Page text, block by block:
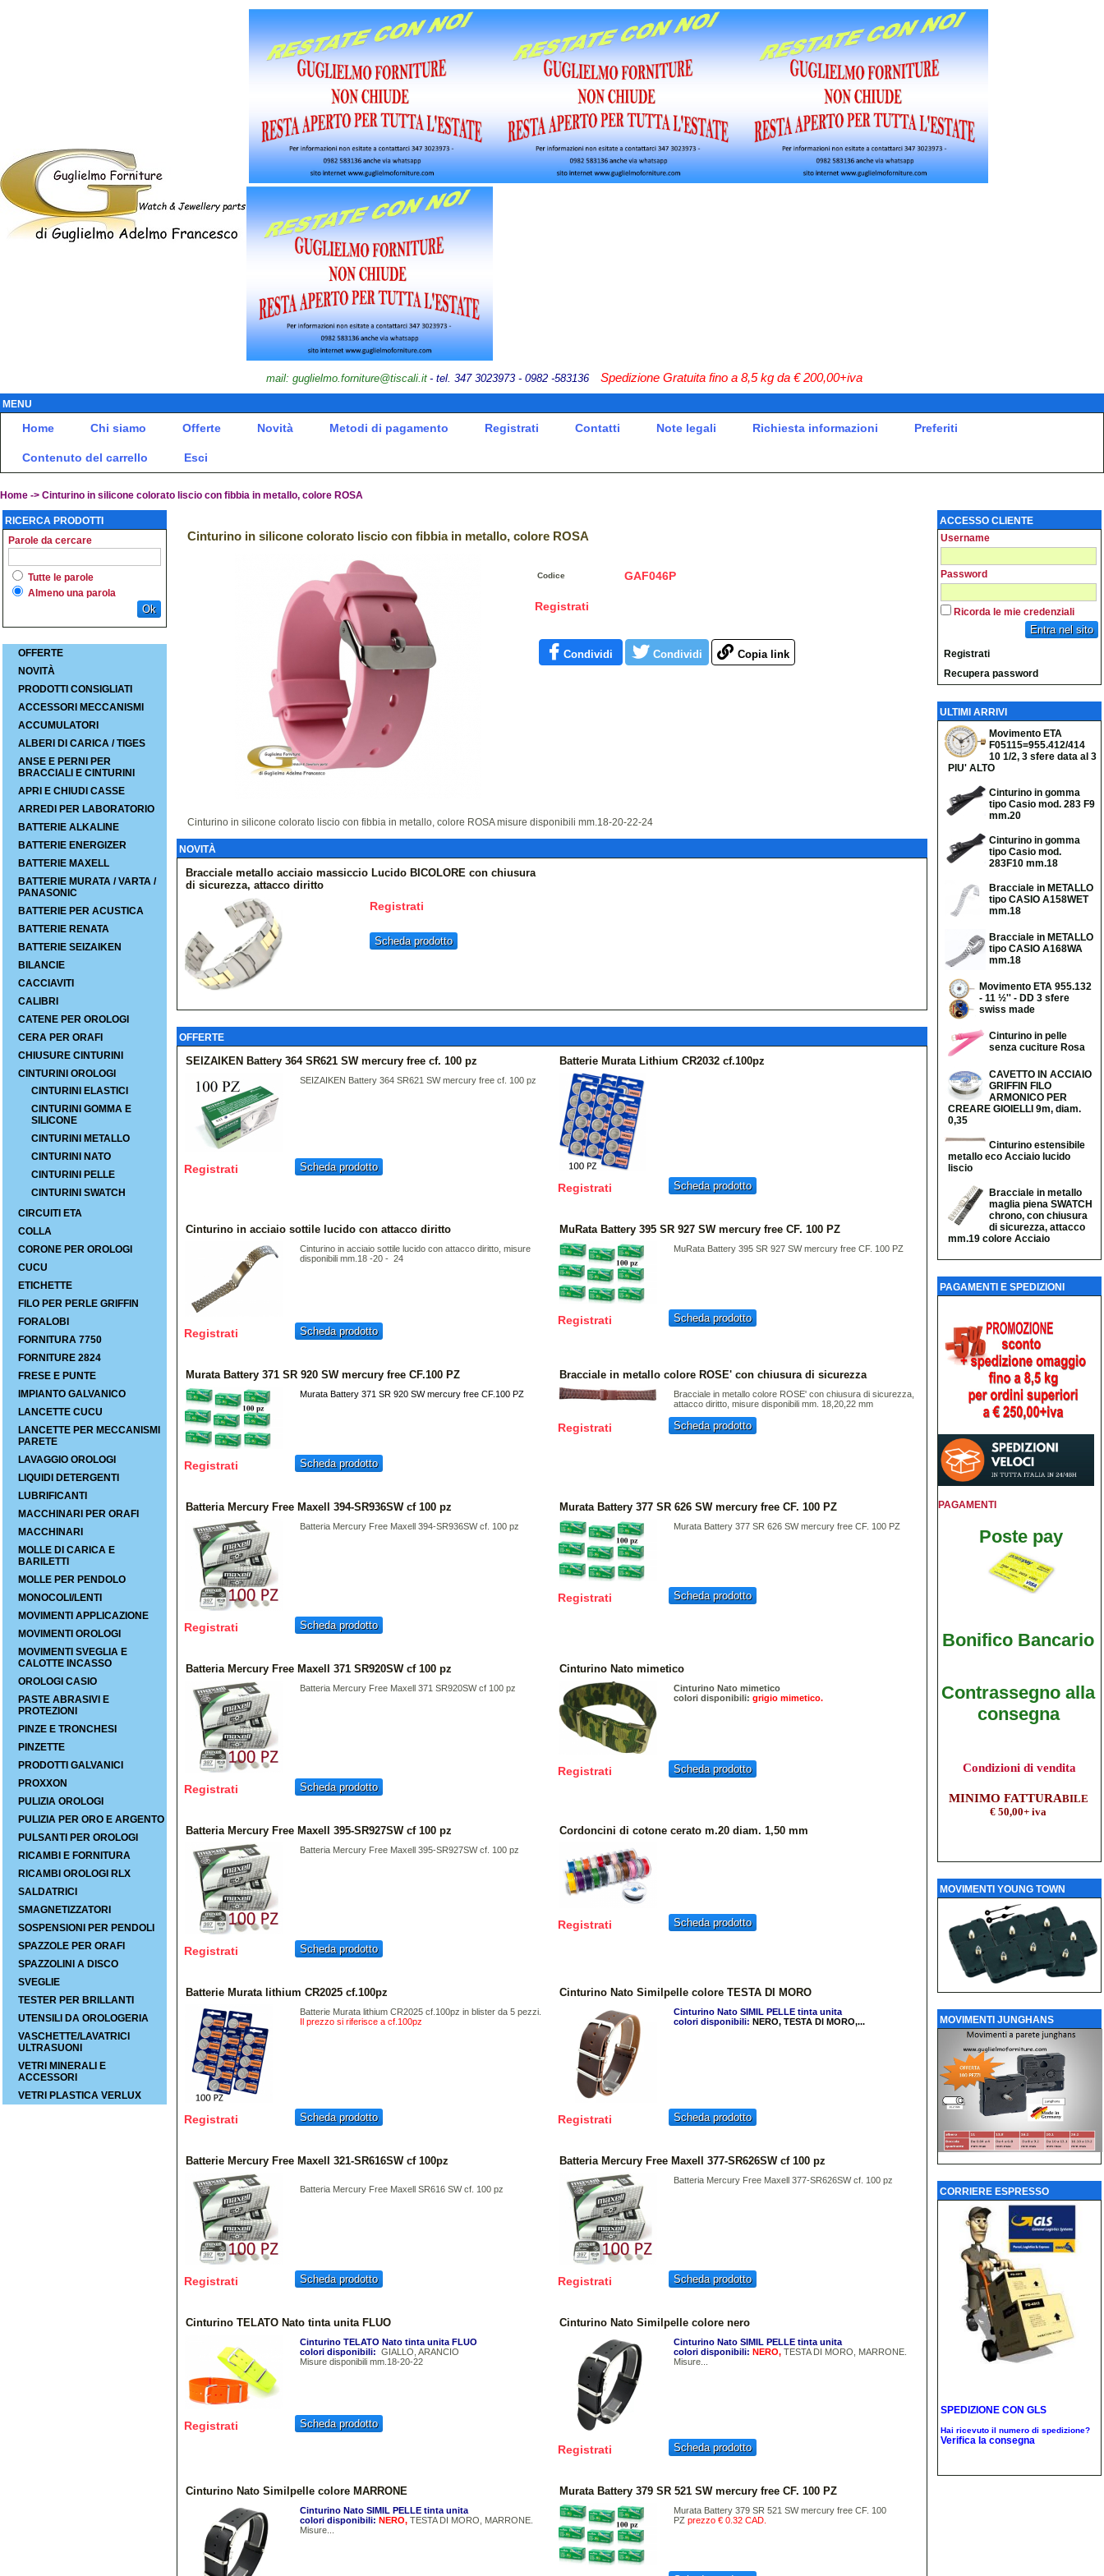
mail: guglielmo.forniture@tiscali.it - tel. 347 3023973 - 0982 -583136 Spedizione Gratuita fino a 8,5 kg da € 200,00+iva
MENU
Home Chi siamo Offerte Novità Metodi di pagamento Registrati Contatti Note legali Richiesta informazioni Preferiti
Contenuto del carrello Esci
Home -> Cinturino in silicone colorato liscio con fibbia in metallo, colore ROSA
RICERCA PRODOTTI
Parole da cercare
Tutte le parole
Almeno una parola
Ok
OFFERTE
NOVITÀ
PRODOTTI CONSIGLIATI
ACCESSORI MECCANISMI
ACCUMULATORI
ALBERI DI CARICA / TIGES
ANSE E PERNI PER
BRACCIALI E CINTURINI
APRI E CHIUDI CASSE
ARREDI PER LABORATORIO
BATTERIE ALKALINE
BATTERIE ENERGIZER
BATTERIE MAXELL
BATTERIE MURATA / VARTA /
PANASONIC
BATTERIE PER ACUSTICA
BATTERIE RENATA
BATTERIE SEIZAIKEN
BILANCIE
CACCIAVITI
CALIBRI
CATENE PER OROLOGI
CERA PER ORAFI
CHIUSURE CINTURINI
CINTURINI OROLOGI
CINTURINI ELASTICI
CINTURINI GOMMA E
SILICONE
CINTURINI METALLO
CINTURINI NATO
CINTURINI PELLE
CINTURINI SWATCH
CIRCUITI ETA
COLLA
CORONE PER OROLOGI
CUCU
ETICHETTE
FILO PER PERLE GRIFFIN
FORALOBI
FORNITURA 7750
FORNITURE 2824
FRESE E PUNTE
IMPIANTO GALVANICO
LANCETTE CUCU
LANCETTE PER MECCANISMI
PARETE
LAVAGGIO OROLOGI
LIQUIDI DETERGENTI
LUBRIFICANTI
MACCHINARI PER ORAFI
MACCHINARI
MOLLE DI CARICA E
BARILETTI
MOLLE PER PENDOLO
MONOCOLI/LENTI
MOVIMENTI APPLICAZIONE
MOVIMENTI OROLOGI
MOVIMENTI SVEGLIA E
CALOTTE INCASSO
OROLOGI CASIO
PASTE ABRASIVI E
PROTEZIONI
PINZE E TRONCHESI
PINZETTE
PRODOTTI GALVANICI
PROXXON
PULIZIA OROLOGI
PULIZIA PER ORO E ARGENTO
PULSANTI PER OROLOGI
RICAMBI E FORNITURA
RICAMBI OROLOGI RLX
SALDATRICI
SMAGNETIZZATORI
SOSPENSIONI PER PENDOLI
SPAZZOLE PER ORAFI
SPAZZOLINI A DISCO
SVEGLIE
TESTER PER BRILLANTI
UTENSILI DA OROLOGERIA
VASCHETTE/LAVATRICI
ULTRASUONI
VETRI MINERALI E
ACCESSORI
VETRI PLASTICA VERLUX
Cinturino in silicone colorato liscio con fibbia in metallo, colore ROSA
Codice GAF046P
Registrati
Condividi Condividi Copia link
Cinturino in silicone colorato liscio con fibbia in metallo, colore ROSA misure disponibili mm.18-20-22-24
NOVITÀ
Bracciale metallo acciaio massiccio Lucido BICOLORE con chiusura
di sicurezza, attacco diritto
Registrati
Scheda prodotto
OFFERTE
SEIZAIKEN Battery 364 SR621 SW mercury free cf. 100 pz
SEIZAIKEN Battery 364 SR621 SW mercury free cf. 100 pz
Registrati Scheda prodotto
Batterie Murata Lithium CR2032 cf.100pz
Registrati Scheda prodotto
Cinturino in acciaio sottile lucido con attacco diritto
Cinturino in acciaio sottile lucido con attacco diritto, misure
disponibili mm.18 -20 - 24
Registrati Scheda prodotto
MuRata Battery 395 SR 927 SW mercury free CF. 100 PZ
MuRata Battery 395 SR 927 SW mercury free CF. 100 PZ
Registrati Scheda prodotto
Murata Battery 371 SR 920 SW mercury free CF.100 PZ
Murata Battery 371 SR 920 SW mercury free CF.100 PZ
Registrati Scheda prodotto
Bracciale in metallo colore ROSE' con chiusura di sicurezza
Bracciale in metallo colore ROSE' con chiusura di sicurezza,
attacco diritto, misure disponibili mm. 18,20,22 mm
Registrati Scheda prodotto
Batteria Mercury Free Maxell 394-SR936SW cf 100 pz
Batteria Mercury Free Maxell 394-SR936SW cf. 100 pz
Registrati Scheda prodotto
Murata Battery 377 SR 626 SW mercury free CF. 100 PZ
Murata Battery 377 SR 626 SW mercury free CF. 100 PZ
Registrati Scheda prodotto
Batteria Mercury Free Maxell 371 SR920SW cf 100 pz
Batteria Mercury Free Maxell 371 SR920SW cf 100 pz
Registrati Scheda prodotto
Cinturino Nato mimetico
Cinturino Nato mimetico
colori disponibili: grigio mimetico.
Registrati Scheda prodotto
Batteria Mercury Free Maxell 395-SR927SW cf 100 pz
Batteria Mercury Free Maxell 395-SR927SW cf. 100 pz
Registrati Scheda prodotto
Cordoncini di cotone cerato m.20 diam. 1,50 mm
Registrati Scheda prodotto
Batterie Murata lithium CR2025 cf.100pz
Batterie Murata lithium CR2025 cf.100pz in blister da 5 pezzi.
Il prezzo si riferisce a cf.100pz
Registrati Scheda prodotto
Cinturino Nato Similpelle colore TESTA DI MORO
Cinturino Nato SIMIL PELLE tinta unita
colori disponibili: NERO, TESTA DI MORO,...
Registrati Scheda prodotto
Batterie Mercury Free Maxell 321-SR616SW cf 100pz
Batteria Mercury Free Maxell SR616 SW cf. 100 pz
Registrati Scheda prodotto
Batteria Mercury Free Maxell 377-SR626SW cf 100 pz
Batteria Mercury Free Maxell 377-SR626SW cf. 100 pz
Registrati Scheda prodotto
Cinturino TELATO Nato tinta unita FLUO
Cinturino TELATO Nato tinta unita FLUO
colori disponibili: GIALLO, ARANCIO
Misure disponibili mm.18-20-22
Registrati Scheda prodotto
Cinturino Nato Similpelle colore nero
Cinturino Nato SIMIL PELLE tinta unita
colori disponibili: NERO, TESTA DI MORO, MARRONE.
Misure...
Registrati Scheda prodotto
Cinturino Nato Similpelle colore MARRONE
Cinturino Nato SIMIL PELLE tinta unita
colori disponibili: NERO, TESTA DI MORO, MARRONE.
Misure...
Murata Battery 379 SR 521 SW mercury free CF. 100 PZ
Murata Battery 379 SR 521 SW mercury free CF. 100
PZ prezzo € 0.32 CAD.
ACCESSO CLIENTE
Username
Password
Ricorda le mie credenziali
Entra nel sito
Registrati
Recupera password
ULTIMI ARRIVI
Movimento ETA
F05115=955.412/414
10 1/2, 3 sfere data al 3
PIU' ALTO
Cinturino in gomma
tipo Casio mod. 283 F9
mm.20
Cinturino in gomma
tipo Casio mod.
283F10 mm.18
Bracciale in METALLO
tipo CASIO A158WET
mm.18
Bracciale in METALLO
tipo CASIO A168WA
mm.18
Movimento ETA 955.132
- 11 ½'' - DD 3 sfere
swiss made
Cinturino in pelle
senza cuciture Rosa
CAVETTO IN ACCIAIO
GRIFFIN FILO
ARMONICO PER
CREARE GIOIELLI 9m, diam.
0,35
Cinturino estensibile
metallo eco Acciaio lucido
liscio
Bracciale in metallo
maglia piena SWATCH
chrono, con chiusura
di sicurezza, attacco
mm.19 colore Acciaio
PAGAMENTI E SPEDIZIONI
PAGAMENTI
Poste pay
Bonifico Bancario
Contrassegno alla
consegna
Condizioni di vendita
MINIMO FATTURABILE
€ 50,00+ iva
MOVIMENTI YOUNG TOWN
MOVIMENTI JUNGHANS
CORRIERE ESPRESSO
SPEDIZIONE CON GLS
Hai ricevuto il numero di spedizione?
Verifica la consegna